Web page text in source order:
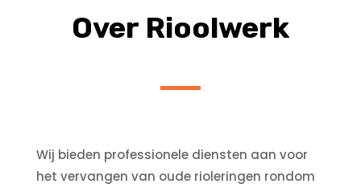
Over Rioolwerk
Wij bieden professionele diensten aan voor
het vervangen van oude rioleringen rondom